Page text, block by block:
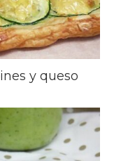
y queso